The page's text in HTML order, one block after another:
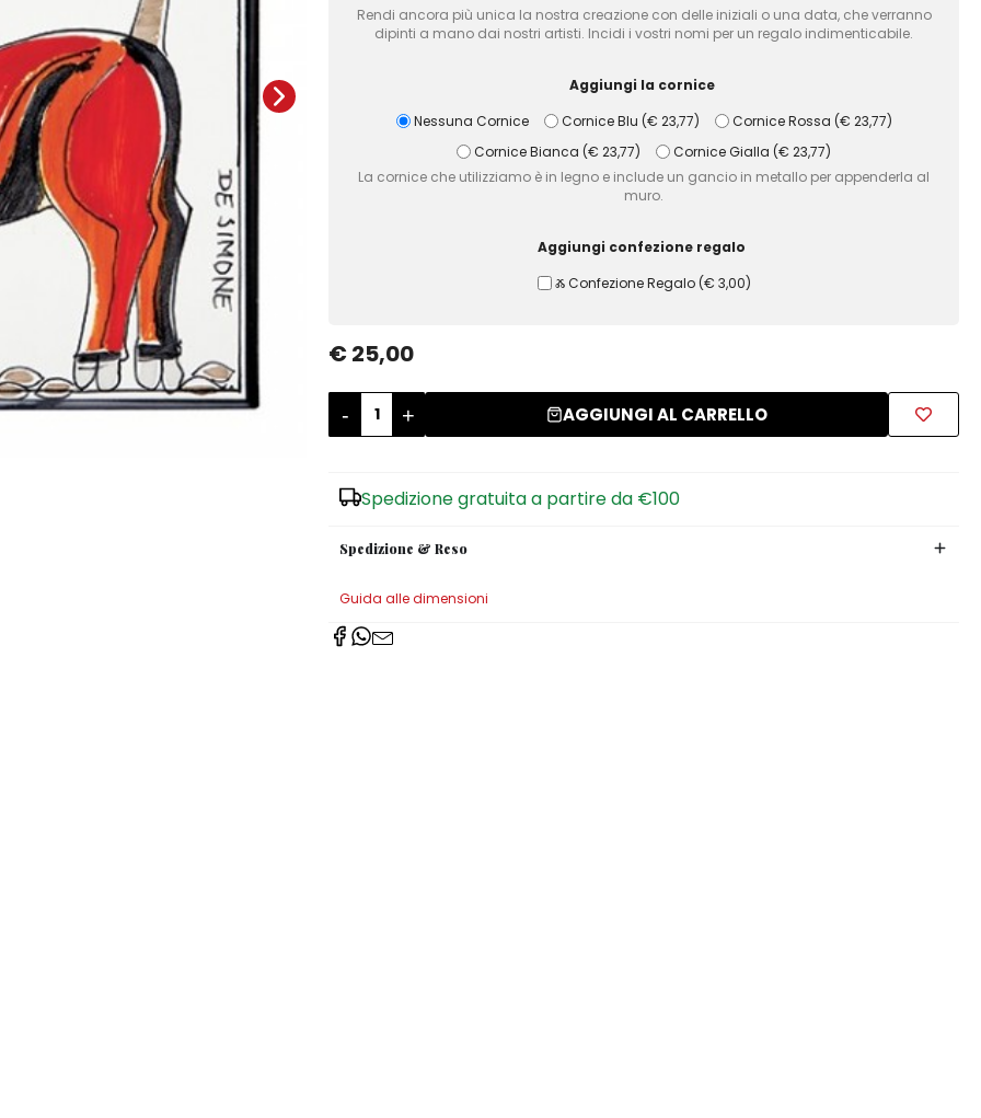
Rendi ancora più unica la nostra creazione con delle iniziali o una data, che verranno
dipinti a mano dai nostri artisti. Incidi i vostri nomi per un regalo indimenticabile.
Aggiungi la cornice
Nessuna Cornice
Cornice Blu (€ 23,77) Cornice Rossa (€ 23,77)
Cornice Bianca (€ 23,77) Cornice Gialla (€ 23,77)
La cornice che utilizziamo è in legno e include un gancio in metallo per appenderla al
muro.
Aggiungi confezione regalo
Ⰶ Confezione Regalo (€ 3,00)
€ 25,00
- + AGGIUNGI AL CARRELLO
Spedizione gratuita a partire da €100
Spedizione & Reso
Guida alle dimensioni